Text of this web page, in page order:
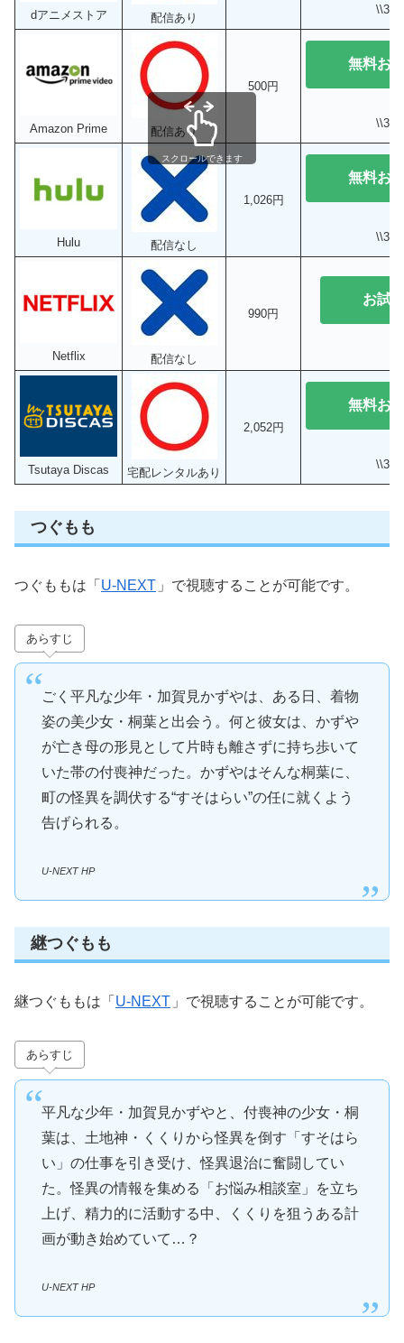
dアニメストア 配信あり
\\31
Amazon Prime 配信あり
500円
無料お
\\30
Hulu 配信なし
1,026円
無料お
\\31
Netflix 配信なし
990円
お試
Tsutaya Discas 宅配レンタルあり
2,052円
無料お
\\30
スクロールできます
つぐもも
つぐももは「 U-NEXT 」で視聴することが可能です。
あらすじ
ごく平凡な少年・加賀見かずやは、ある日、着物
姿の美少女・桐葉と出会う。何と彼女は、かずや
が亡き母の形見として片時も離さずに持ち歩いて
いた帯の付喪神だった。かずやはそんな桐葉に、
町の怪異を調伏する“すそはらい”の任に就くよう
告げられる。
U-NEXT HP
継つぐもも
継つぐももは「 U-NEXT 」で視聴することが可能です。
あらすじ
平凡な少年・加賀見かずやと、付喪神の少女・桐
葉は、土地神・くくりから怪異を倒す「すそはら
い」の仕事を引き受け、怪異退治に奮闘してい
た。怪異の情報を集める「お悩み相談室」を立ち
上げ、精力的に活動する中、くくりを狙うある計
画が動き始めていて…？
U-NEXT HP